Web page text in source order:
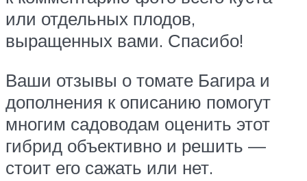
или отдельных плодов,
выращенных вами. Спасибо!
Ваши отзывы о томате Багира и
дополнения к описанию помогут
многим садоводам оценить этот
гибрид объективно и решить —
стоит его сажать или нет.